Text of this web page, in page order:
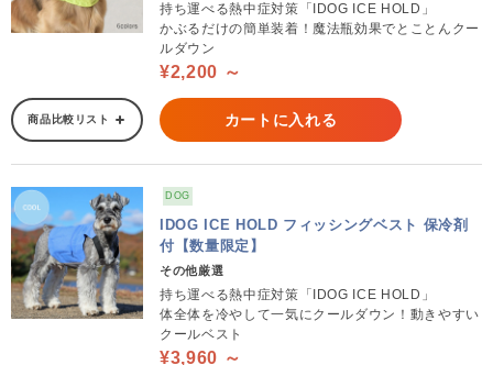
持ち運べる熱中症対策「IDOG ICE HOLD」
かぶるだけの簡単装着！魔法瓶効果でとことんクー
ルダウン
¥2,200 ～
商品比較リスト カートに入れる
DOG
IDOG ICE HOLD フィッシングベスト 保冷剤
付【数量限定】
その他厳選
持ち運べる熱中症対策「IDOG ICE HOLD」
体全体を冷やして一気にクールダウン！動きやすい
クールベスト
¥3,960 ～